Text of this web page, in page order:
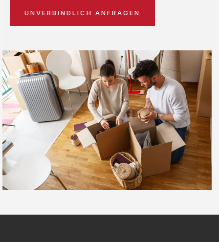
UNVERBINDLICH ANFRAGEN